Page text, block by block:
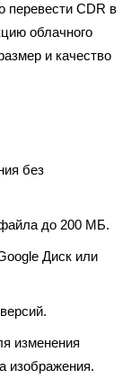
перевести CDR в
облачного
и качество
без
до 200 МБ.
Диск или
изменения
изображения.